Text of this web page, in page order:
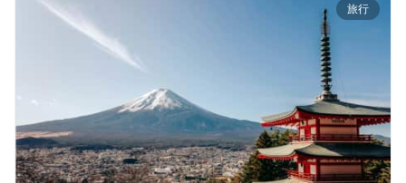
旅行